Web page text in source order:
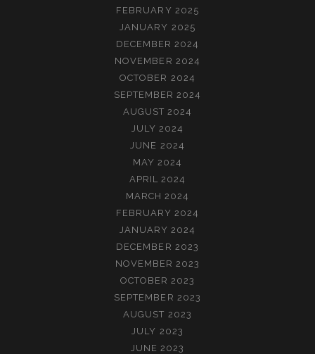
FEBRUARY 2025
JANUARY 2025
DECEMBER 2024
NOVEMBER 2024
OCTOBER 2024
SEPTEMBER 2024
AUGUST 2024
JULY 2024
JUNE 2024
MAY 2024
APRIL 2024
MARCH 2024
FEBRUARY 2024
JANUARY 2024
DECEMBER 2023
NOVEMBER 2023
OCTOBER 2023
SEPTEMBER 2023
AUGUST 2023
JULY 2023
JUNE 2023